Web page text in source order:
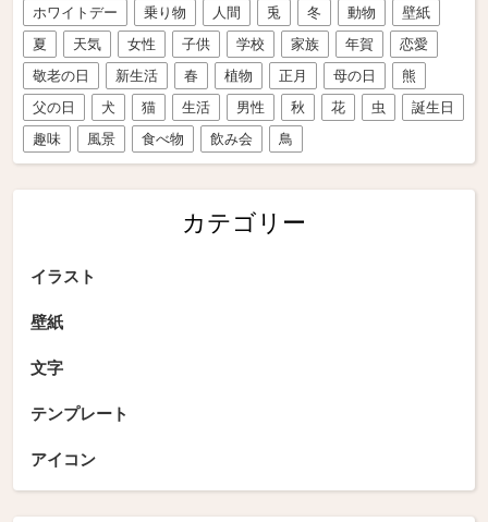
ホワイトデー
乗り物 人間 兎 冬 動物
壁紙
夏
天気 女性 子供 学校 家族 年賀
恋愛
敬老の日
新生活 春 植物 正月 母の日
熊
父の日
犬 猫 生活 男性 秋 花 虫
誕生日
趣味
風景 食べ物 飲み会 鳥
カテゴリー
イラスト
壁紙
文字
テンプレート
アイコン